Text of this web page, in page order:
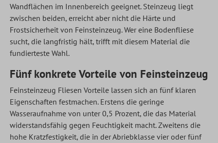
Wandflächen im Innenbereich geeignet. Steinzeug liegt
zwischen beiden, erreicht aber nicht die Härte und
Frostsicherheit von Feinsteinzeug. Wer eine Bodenfliese
sucht, die langfristig hält, trifft mit diesem Material die
fundierteste Wahl.
Fünf konkrete Vorteile von Feinsteinzeug
Feinsteinzeug Fliesen Vorteile lassen sich an fünf klaren
Eigenschaften festmachen. Erstens die geringe
Wasseraufnahme von unter 0,5 Prozent, die das Material
widerstandsfähig gegen Feuchtigkeit macht. Zweitens die
hohe Kratzfestigkeit, die in der Abriebklasse vier oder fünf